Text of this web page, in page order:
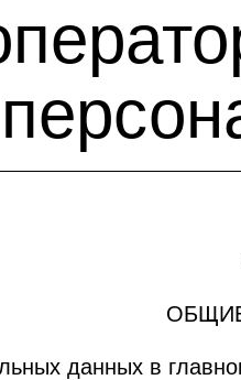
данных в